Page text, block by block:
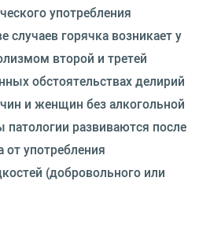
употребления
случаев горячка возникает у
второй и третей
обстоятельствах делирий
и женщин без алкогольной
развиваются после
от употребления
(добровольного или